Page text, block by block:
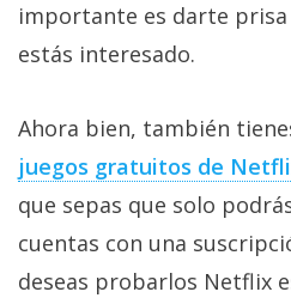
importante es darte prisa
estás interesado.
Ahora bien, también
juegos gratuitos de
que sepas que solo
cuentas con una
deseas probarlos Netflix